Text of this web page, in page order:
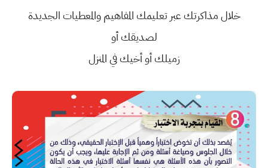
خلال مذاكرتك عبر تعليمك المفاهيم والمعطيات الجديدة
لصديقك أو
زميلك أو أخيك في المنزل